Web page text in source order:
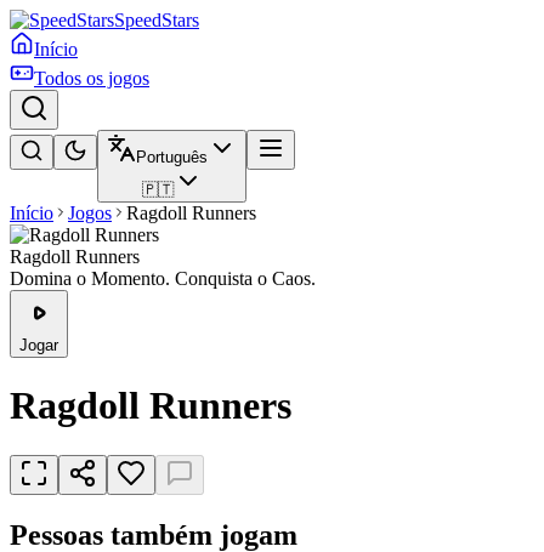
SpeedStars
Início
Todos os jogos
Português
🇵🇹
Início Jogos Ragdoll Runners
Ragdoll Runners
Domina o Momento. Conquista o Caos.
Jogar
Ragdoll Runners
Pessoas também jogam